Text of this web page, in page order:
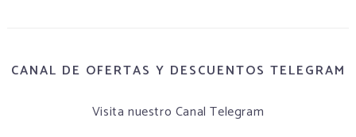
CANAL DE OFERTAS Y DESCUENTOS TELEGRAM
Visita nuestro Canal Telegram